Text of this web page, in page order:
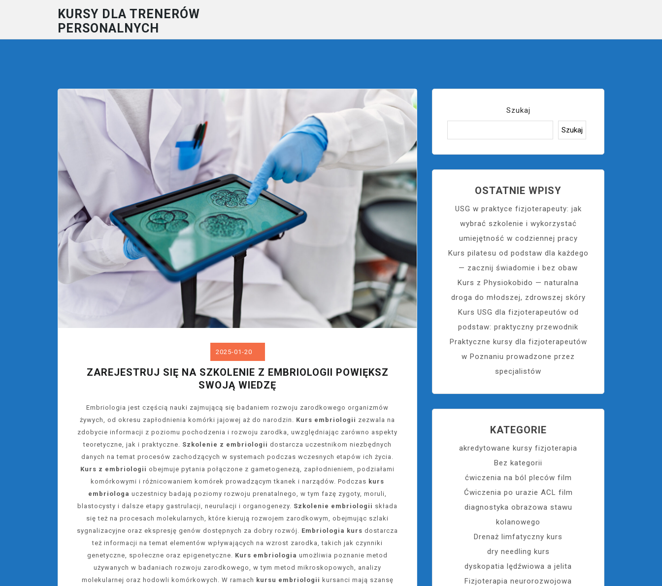
KURSY DLA TRENERÓW
PERSONALNYCH
2025-01-20
ZAREJESTRUJ SIĘ NA SZKOLENIE Z EMBRIOLOGII POWIĘKSZ
SWOJĄ WIEDZĘ
Embriologia jest częścią nauki zajmującą się badaniem rozwoju zarodkowego organizmów
żywych, od okresu zapłodnienia komórki jajowej aż do narodzin. Kurs embriologii zezwala na
zdobycie informacji z poziomu pochodzenia i rozwoju zarodka, uwzględniając zarówno aspekty
teoretyczne, jak i praktyczne. Szkolenie z embriologii dostarcza uczestnikom niezbędnych
danych na temat procesów zachodzących w systemach podczas wczesnych etapów ich życia.
Kurs z embriologii obejmuje pytania połączone z gametogenezą, zapłodnieniem, podziałami
komórkowymi i różnicowaniem komórek prowadzącym tkanek i narządów. Podczas kurs
embriologa uczestnicy badają poziomy rozwoju prenatalnego, w tym fazę zygoty, moruli,
blastocysty i dalsze etapy gastrulacji, neurulacji i organogenezy. Szkolenie embriologii składa
się też na procesach molekularnych, które kierują rozwojem zarodkowym, obejmując szlaki
sygnalizacyjne oraz ekspresję genów dostępnych za dobry rozwój. Embriologia kurs dostarcza
też informacji na temat elementów wpływających na wzrost zarodka, takich jak czynniki
genetyczne, społeczne oraz epigenetyczne. Kurs embriologia umożliwia poznanie metod
używanych w badaniach rozwoju zarodkowego, w tym metod mikroskopowych, analizy
molekularnej oraz hodowli komórkowych. W ramach kursu embriologii kursanci mają szansę
Szukaj
Szukaj
OSTATNIE WPISY
USG w praktyce fizjoterapeuty: jak
wybrać szkolenie i wykorzystać
umiejętność w codziennej pracy
Kurs pilatesu od podstaw dla każdego
— zacznij świadomie i bez obaw
Kurs z Physiokobido — naturalna
droga do młodszej, zdrowszej skóry
Kurs USG dla fizjoterapeutów od
podstaw: praktyczny przewodnik
Praktyczne kursy dla fizjoterapeutów
w Poznaniu prowadzone przez
specjalistów
KATEGORIE
akredytowane kursy fizjoterapia
Bez kategorii
ćwiczenia na ból pleców film
Ćwiczenia po urazie ACL film
diagnostyka obrazowa stawu
kolanowego
Drenaż limfatyczny kurs
dry needling kurs
dyskopatia lędźwiowa a jelita
Fizjoterapia neurorozwojowa